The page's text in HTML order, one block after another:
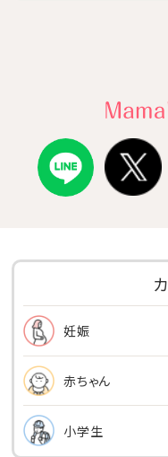
妊娠
赤ちゃん
小学生